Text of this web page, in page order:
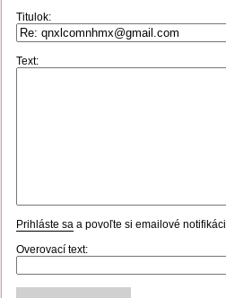
Titulok:
Text:
Prihláste sa a povoľte si emailové
Overovací text: